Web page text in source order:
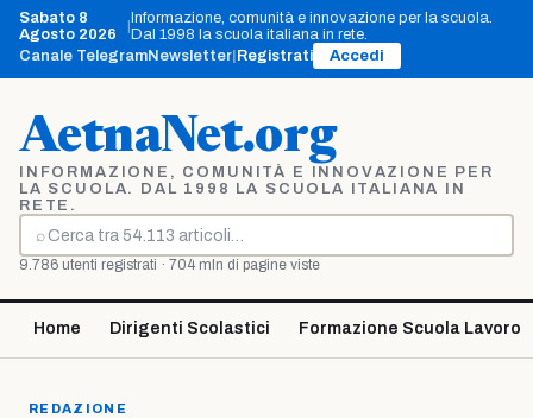
Vai
contenuto
Sabato 8
Agosto 2026
Informazione, comunità e innovazione per la scuola.
Dal 1998 la scuola italiana in rete.
Canale TelegramNewsletter Registrati Accedi
AetnaNet.org
INFORMAZIONE, COMUNITÀ E INNOVAZIONE PER
LA SCUOLA. DAL 1998 LA SCUOLA ITALIANA IN
RETE.
⌕
Cerca
9.786 utenti registrati · 704 mln di pagine viste
Home Dirigenti Scolastici Formazione Scuola Lavoro
REDAZIONE